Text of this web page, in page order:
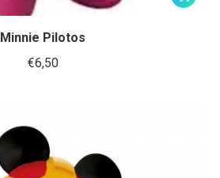
Minnie Pilotos
€6,50